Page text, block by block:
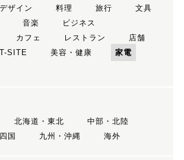
ザイン 料理 旅行
文具
音楽
ビジネス
カフェ レストラン
店舗
T-SITE 美容・健康
家電
北海道・東北
中部・北陸
国 九州・沖縄 海外